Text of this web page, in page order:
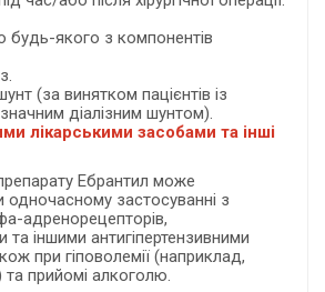
будь-якого з компонентів
(за винятком пацієнтів із
діалізним шунтом).
лікарськими засобами та інші
Ебрантил може
застосуванні з
адренорецепторів,
іншими антигіпертензивними
при гіповолемії (наприклад,
прийомі алкоголю.